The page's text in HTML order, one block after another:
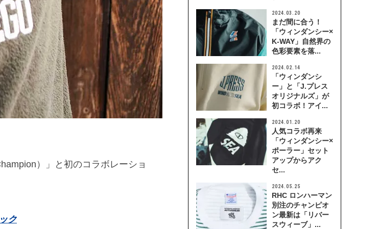
）」と初のコラボレーショ
ク
2024.03.20
まだ間に合う！
「ウィンダンシー×
K-WAY」自然界の
色彩要素を落...
2024.02.14
「ウィンダンシ
ー」と「J.プレス
オリジナルズ」が
初コラボ！アイ...
2024.01.20
人気コラボ再来
「ウィンダンシー×
ポーラー」セット
アップからアク
セ...
2024.05.25
RHC ロンハーマン
別注のチャンピオ
ン最新は「リバー
スウィーブ」...